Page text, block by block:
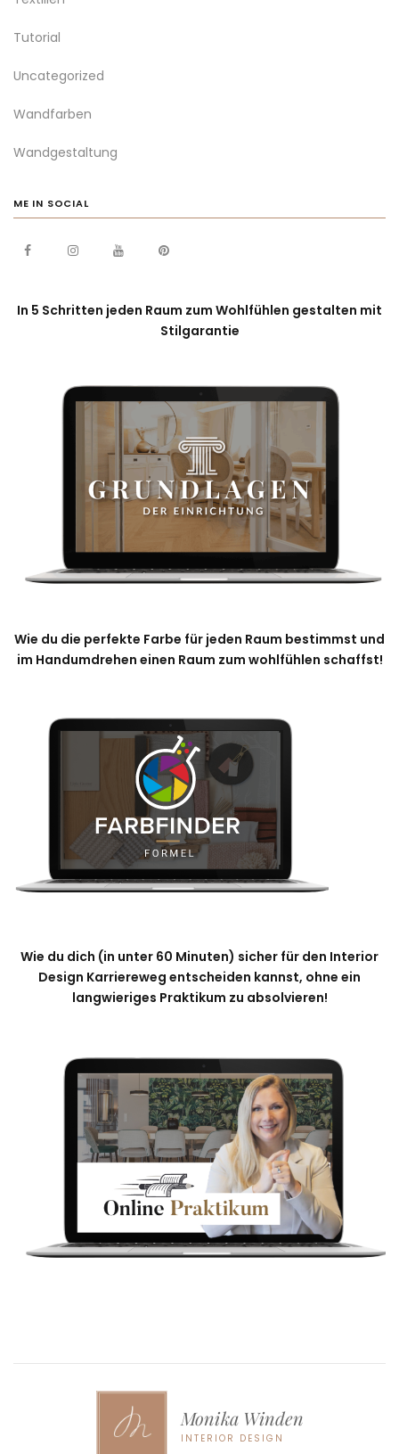
Tutorial
Uncategorized
Wandfarben
Wandgestaltung
ME IN SOCIAL
In 5 Schritten jeden Raum zum Wohlfühlen gestalten mit
Stilgarantie
Wie du die perfekte Farbe für jeden Raum bestimmst und
im Handumdrehen einen Raum zum wohlfühlen schaffst!
Wie du dich (in unter 60 Minuten) sicher für den Interior
Design Karriereweg entscheiden kannst, ohne ein
langwieriges Praktikum zu absolvieren!
Monika Winden
INTERIOR DESIGN